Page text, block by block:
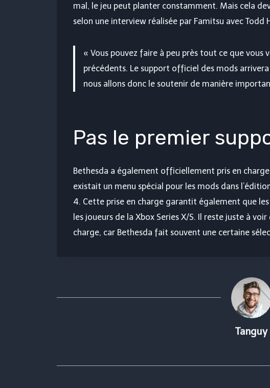
mal, le jeu peut planter constamment. Mais cela
selon une interview réalisée par Famitsu avec Todd
« Vous pouvez faire à peu près tout ce que vous
précédents. Le support officiel des mods arrivera
nous allons donc le soutenir de manière
Pas le premier
Bethesda a également officiellement pris en
existait un menu spécial pour les mods dans
4. Cette prise en charge garantit également que
les joueurs de la Xbox Series X/S. Il reste juste à
charge, car Bethesda fait souvent une certaine
Tanguy